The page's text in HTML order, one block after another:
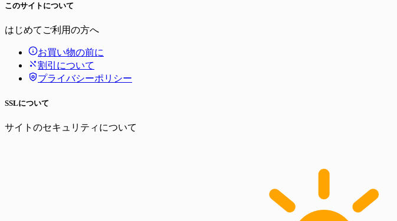
このサイトについて
はじめてご利用の方へ
お買い物の前に
割引について
プライバシーポリシー
SSLについて
サイトのセキュリティについて